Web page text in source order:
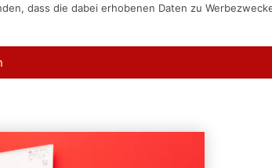
dass die dabei erhobenen Daten zu